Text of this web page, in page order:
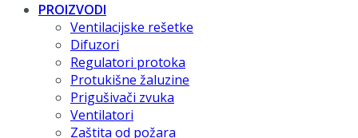
PROIZVODI
Ventilacijske rešetke
Difuzori
Regulatori protoka
Protukišne žaluzine
Prigušivači zvuka
Ventilatori
Zaštita od požara